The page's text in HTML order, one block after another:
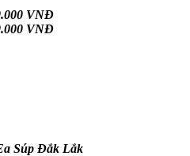
VNĐ
VNĐ
Súp Đắk Lắk